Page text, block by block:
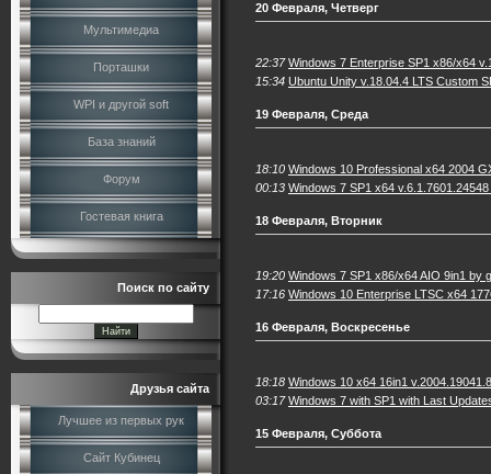
Мультимедиа
Порташки
WPI и другой soft
База знаний
Форум
Гостевая книга
Поиск по сайту
Друзья сайта
Лучшее из первых рук
Сайт Кубинец
20 Февраля, Четверг
22:37 Windows 7 Enterprise SP1 x86/x64
15:34 Ubuntu Unity v.18.04.4 LTS Custom
19 Февраля, Среда
18:10 Windows 10 Professional x64 2004
00:13 Windows 7 SP1 x64
18 Февраля, Вторник
19:20 Windows 7 SP1 x86/x64 AIO 9in1 by
17:16 Windows 10 Enterprise LTSC x64
16 Февраля, Воскресенье
18:18 Windows 10 x64 16in1
03:17 Windows 7 with SP1 with Last
15 Февраля, Суббота